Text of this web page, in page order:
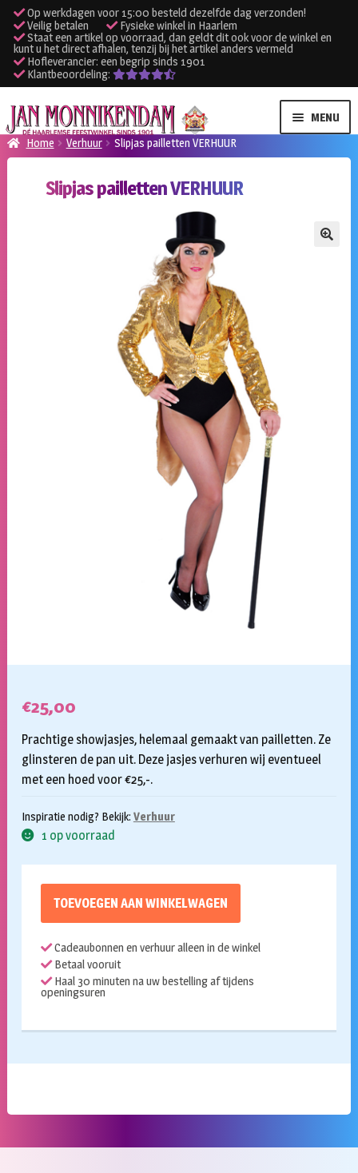
Op werkdagen voor 15:00 besteld dezelfde dag verzonden!
Veilig betalen
Fysieke winkel in Haarlem
Staat een artikel op voorraad, dan geldt dit ook voor de winkel en
kunt u het direct afhalen, tenzij bij het artikel anders vermeld
Hofleverancier: een begrip sinds 1901
Klantbeoordeling:
Ga
door
naar
Ga
naar
de
MENU
Home Verhuur Slipjas pailletten VERHUUR
Slipjas pailletten VERHUUR
€25,00
Prachtige showjasjes, helemaal gemaakt van pailletten. Ze
glinsteren de pan uit. Deze jasjes verhuren wij eventueel
met een hoed voor €25,-.
Inspiratie nodig? Bekijk: Verhuur
1 op voorraad
TOEVOEGEN AAN WINKELWAGEN
Cadeaubonnen en verhuur alleen in de winkel
Betaal vooruit
Haal 30 minuten na uw bestelling af tijdens
openingsuren